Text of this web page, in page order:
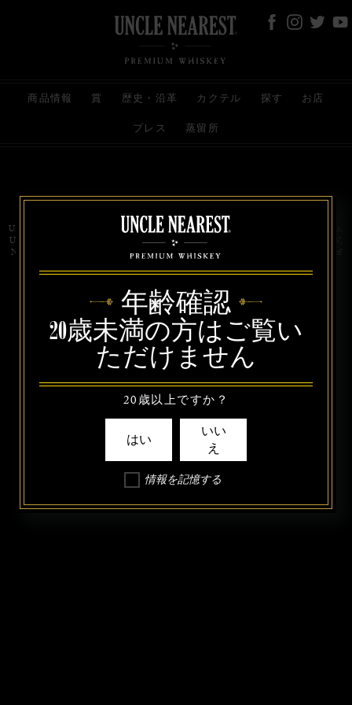
商品情報 賞 歴史・沿革 カクテル 探す お店
プレス 蒸留所
お問い合わせ 代理店 規約と条件
プライバシー
Uncle Nearest Premium Whiskey is wholly and independently owned by Uncle Nearest, Inc.
UNCLE NEAREST, THE BEST WHISKEY MAKER THE WORLD NEVER KNEW,
NATHAN GREEN, NEAREST GREEN, and DRINK HONORABLY are trademarks of
年齢確認
20歳未満の方はご覧い
ただけません
20歳以上ですか？
はい
いい
え
情報を記憶する